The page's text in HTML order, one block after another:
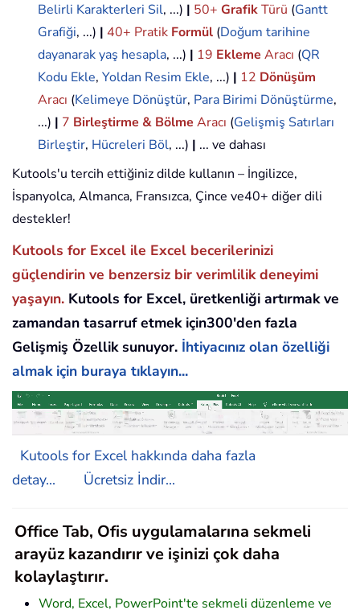
Belirli Karakterleri Sil, ...) | 50+ GrafikTürü (Gantt
Grafiği, ...) | 40+ Pratik Formül (Doğum tarihine
dayanarak yaş hesapla, ...) | 19 Ekleme Aracı (QR
Kodu Ekle, Yoldan Resim Ekle, ...) | 12 Dönüşüm
Aracı (Kelimeye Dönüştür, Para Birimi Dönüştürme,
...) | 7 Birleştirme & Bölme Aracı (Gelişmiş Satırları
Birleştir, Hücreleri Böl, ...) | ... ve dahası
Kutools'u tercih ettiğiniz dilde kullanın – İngilizce,
İspanyolca, Almanca, Fransızca, Çince ve40+ diğer dili
destekler!
Kutools for Excel ile Excel becerilerinizi
güçlendirin ve benzersiz bir verimlilik deneyimi
yaşayın. Kutools for Excel, üretkenliği artırmak ve
zamandan tasarruf etmek için300'den fazla
Gelişmiş Özellik sunuyor. İhtiyacınız olan özelliği
almak için buraya tıklayın...
Kutools for Excel hakkında daha fazla
detay...
Ücretsiz İndir...
Office Tab, Ofis uygulamalarına sekmeli
arayüz kazandırır ve işinizi çok daha
kolaylaştırır.
Word, Excel, PowerPoint'te sekmeli düzenleme ve